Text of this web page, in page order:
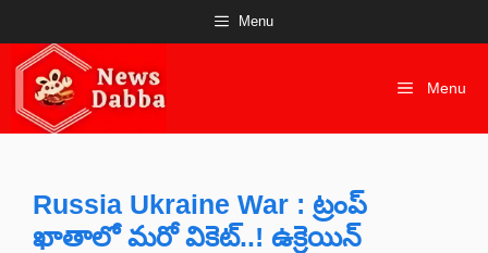
to
content
Menu
Menu
Russia Ukraine War : ట్రంప్
ఖాతాలో మరో వికెట్..! ఉక్రెయిన్